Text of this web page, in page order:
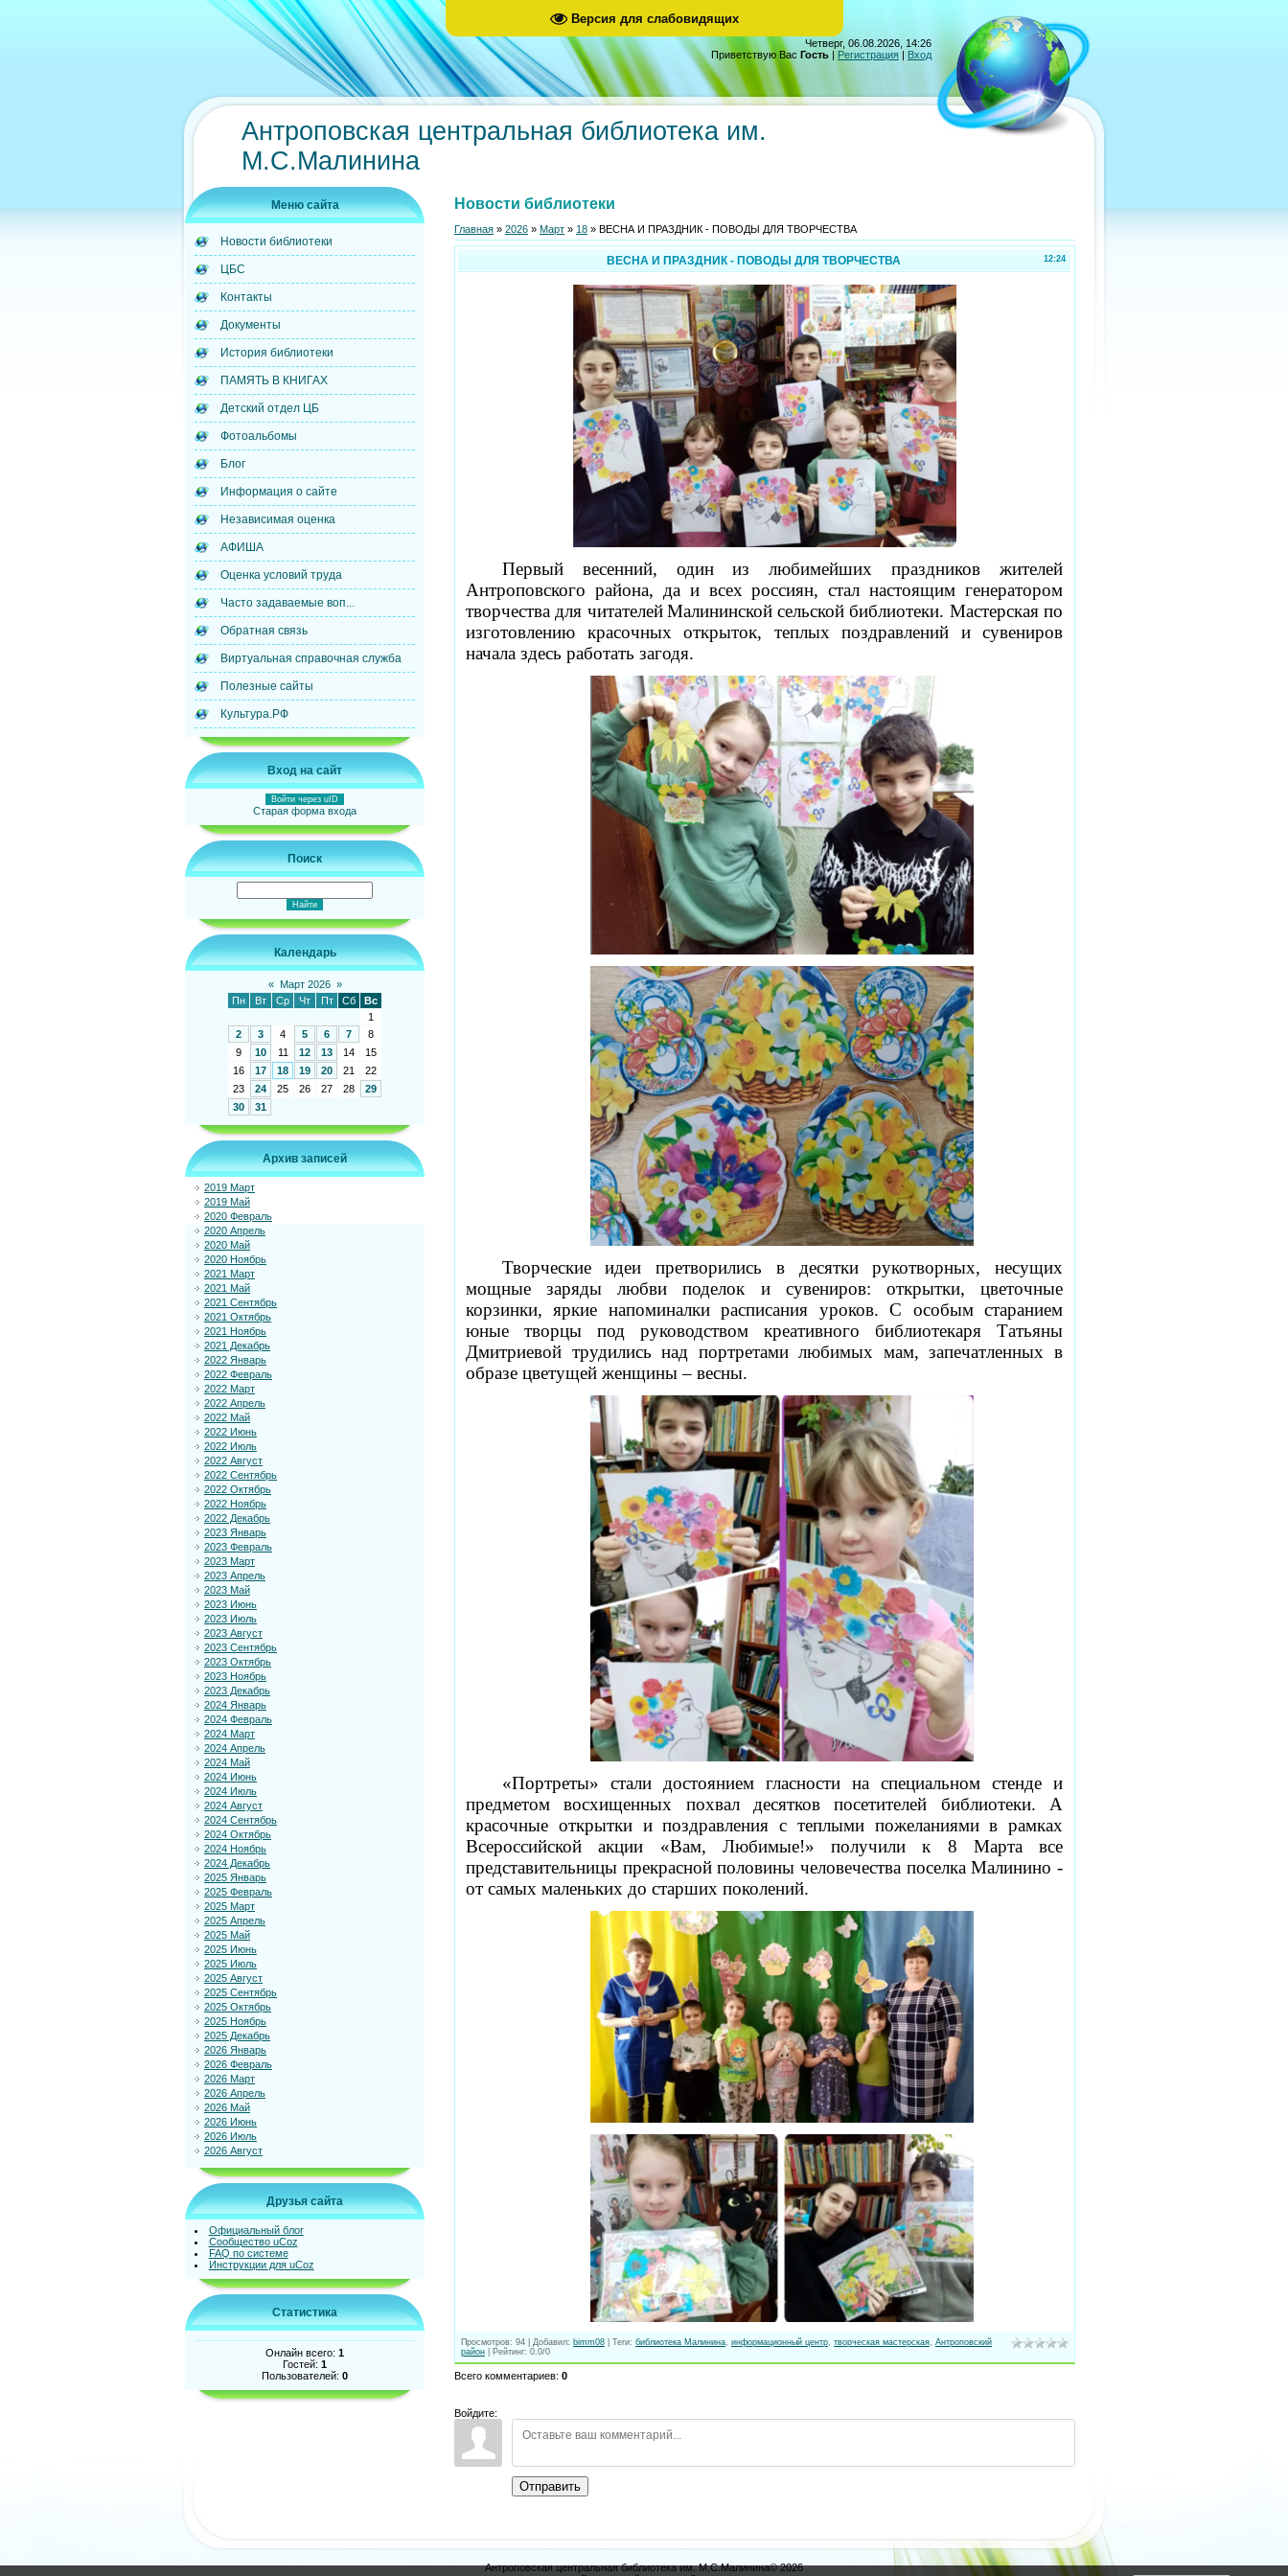
Версия для слабовидящих
Четверг, 06.08.2026, 14:26
Приветствую Вас Гость | Регистрация | Вход
Антроповская центральная библиотека им.
М.С.Малинина
Меню сайта
Новости библиотеки
ЦБС
Контакты
Документы
История библиотеки
ПАМЯТЬ В КНИГАХ
Детский отдел ЦБ
Фотоальбомы
Блог
Информация о сайте
Независимая оценка
АФИША
Оценка условий труда
Часто задаваемые воп...
Обратная связь
Виртуальная справочная служба
Полезные сайты
Культура.РФ
Вход на сайт
Войти через uID
Старая форма входа
Поиск
Календарь
« Март 2026 »
Пн
Вт Ср Чт Пт Сб
Вс
1
2
3 4 5 6 7
8
9
10 11 12 13 14
15
16
17 18 19 20 21
22
23
24 25 26 27 28
29
30
31
Архив записей
2019 Март
2019 Май
2020 Февраль
2020 Апрель
2020 Май
2020 Ноябрь
2021 Март
2021 Май
2021 Сентябрь
2021 Октябрь
2021 Ноябрь
2021 Декабрь
2022 Январь
2022 Февраль
2022 Март
2022 Апрель
2022 Май
2022 Июнь
2022 Июль
2022 Август
2022 Сентябрь
2022 Октябрь
2022 Ноябрь
2022 Декабрь
2023 Январь
2023 Февраль
2023 Март
2023 Апрель
2023 Май
2023 Июнь
2023 Июль
2023 Август
2023 Сентябрь
2023 Октябрь
2023 Ноябрь
2023 Декабрь
2024 Январь
2024 Февраль
2024 Март
2024 Апрель
2024 Май
2024 Июнь
2024 Июль
2024 Август
2024 Сентябрь
2024 Октябрь
2024 Ноябрь
2024 Декабрь
2025 Январь
2025 Февраль
2025 Март
2025 Апрель
2025 Май
2025 Июнь
2025 Июль
2025 Август
2025 Сентябрь
2025 Октябрь
2025 Ноябрь
2025 Декабрь
2026 Январь
2026 Февраль
2026 Март
2026 Апрель
2026 Май
2026 Июнь
2026 Июль
2026 Август
Друзья сайта
Официальный блог
Сообщество uCoz
FAQ по системе
Инструкции для uCoz
Статистика
Онлайн всего: 1
Гостей: 1
Пользователей: 0
Новости библиотеки
Главная » 2026 » Март » 18 » ВЕСНА И ПРАЗДНИК - ПОВОДЫ ДЛЯ ТВОРЧЕСТВА
12:24
ВЕСНА И ПРАЗДНИК - ПОВОДЫ ДЛЯ ТВОРЧЕСТВА
Первый весенний, один из любимейших праздников жителей
Антроповского района, да и всех россиян, стал настоящим генератором
творчества для читателей Малининской сельской библиотеки. Мастерская по
изготовлению красочных открыток, теплых поздравлений и сувениров
начала здесь работать загодя.
Творческие идеи претворились в десятки рукотворных, несущих
мощные заряды любви поделок и сувениров: открытки, цветочные
корзинки, яркие напоминалки расписания уроков. С особым старанием
юные творцы под руководством креативного библиотекаря Татьяны
Дмитриевой трудились над портретами любимых мам, запечатленных в
образе цветущей женщины – весны.
«Портреты» стали достоянием гласности на специальном стенде и
предметом восхищенных похвал десятков посетителей библиотеки. А
красочные открытки и поздравления с теплыми пожеланиями в рамках
Всероссийской акции «Вам, Любимые!» получили к 8 Марта все
представительницы прекрасной половины человечества поселка Малинино -
от самых маленьких до старших поколений.
Просмотров: 94 Добавил: bimm08 Теги: библиотека Малинина, информационный центр, творческая мастерская, Антроповский
район
Рейтинг: 0.0/0
Всего комментариев: 0
Войдите:
Отправить
Антроповская центральная библиотека им. М.С.Малинина© 2026